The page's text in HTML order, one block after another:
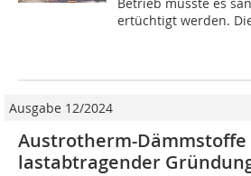
Betrieb musste es
ertüchtigt werden.
Ausgabe 12/2024
Austrotherm-
lastabtragender